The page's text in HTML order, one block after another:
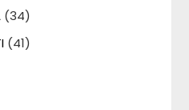
(34)
(41)